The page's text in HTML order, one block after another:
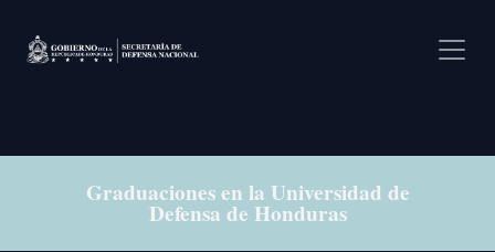
Graduaciones en la Universidad de
Defensa de Honduras